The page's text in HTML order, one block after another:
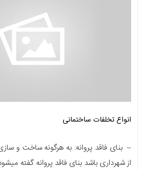
انواع تخلفات ساختمانی
– بنای فاقد پروانه: به هرگونه ساخت و
از شهرداری باشد بنای فاقد پروانه گفته